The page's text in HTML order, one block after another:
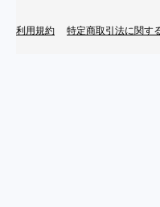
利用規約 特定商取引法に関す